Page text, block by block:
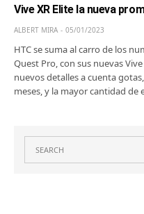
Vive XR Elite la nueva
ALBERT MIRA 05/01/2023
HTC se suma al carro de los
Quest Pro, con sus nuevas
nuevos detalles a cuenta
meses, y la mayor cantidad de